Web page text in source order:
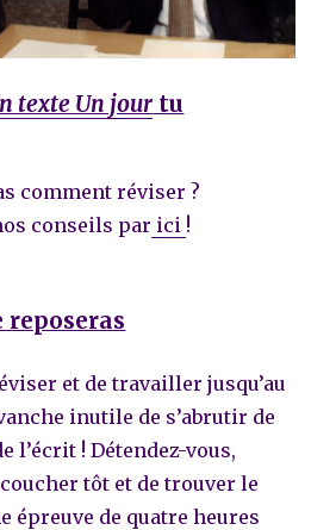
texte Un jour tu
comment réviser ?
conseils par ici !
et de travailler jusqu’au
inutile de s’abrutir de
l’écrit ! Détendez-vous,
tôt et de trouver le
épreuve de quatre heures